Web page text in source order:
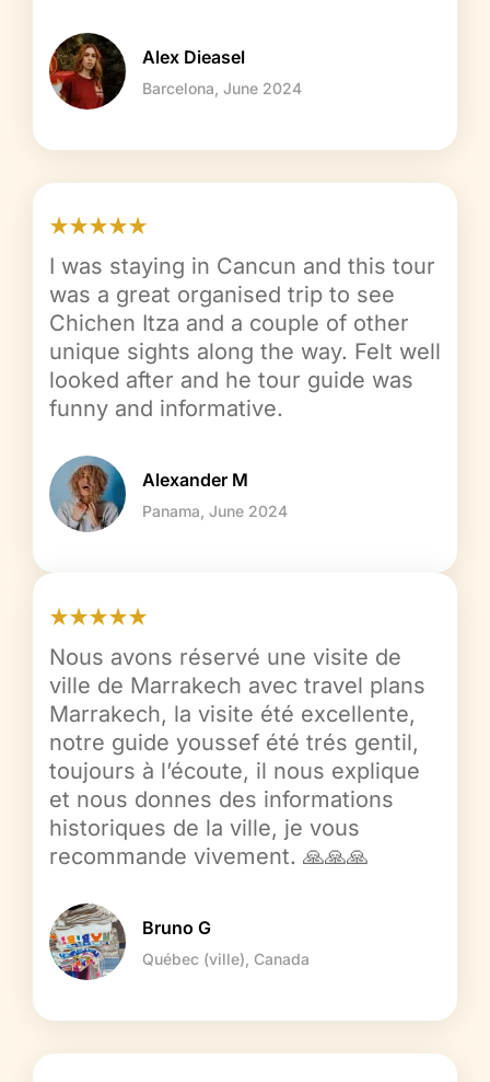
Alex Dieasel
Barcelona, June 2024
I was staying in Cancun and this tour
was a great organised trip to see
Chichen Itza and a couple of other
unique sights along the way. Felt well
looked after and he tour guide was
funny and informative.
Alexander M
Panama, June 2024
Nous avons réservé une visite de
ville de Marrakech avec travel plans
Marrakech, la visite été excellente,
notre guide youssef été trés gentil,
toujours à l’écoute, il nous explique
et nous donnes des informations
historiques de la ville, je vous
recommande vivement. 🙏🙏🙏
Bruno G
Québec (ville), Canada